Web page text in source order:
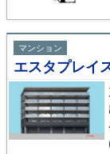
マンション
エスタプレイ